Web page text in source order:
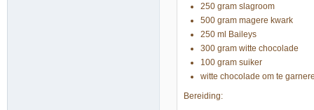
250 gram slagroom
500 gram magere kwark
250 ml Baileys
300 gram witte chocolade
100 gram suiker
witte chocolade om te
Bereiding: